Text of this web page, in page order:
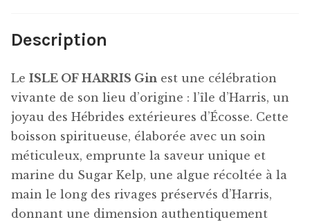
Description
Le ISLE OF HARRIS Gin est une célébration
vivante de son lieu d’origine : l’île d’Harris, un
joyau des Hébrides extérieures d’Écosse. Cette
boisson spiritueuse, élaborée avec un soin
méticuleux, emprunte la saveur unique et
marine du Sugar Kelp, une algue récoltée à la
main le long des rivages préservés d’Harris,
donnant une dimension authentiquement